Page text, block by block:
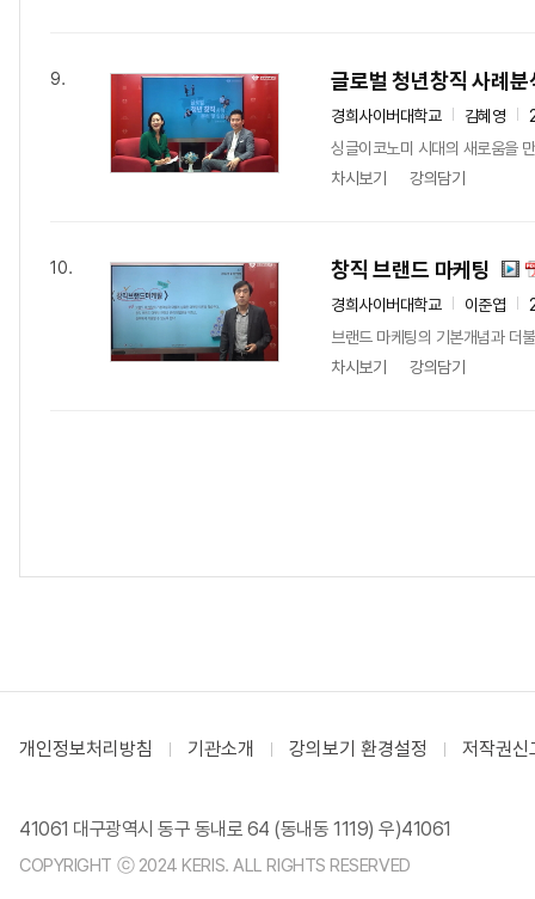
9. 글로벌 청년창직 사례분
경희사이버대학교 김혜영
싱글이코노미 시대의 새로움을
차시보기
강의담기
10. 창직 브랜드 마케팅
경희사이버대학교 이준엽
브랜드 마케팅의 기본개념과 더
차시보기
강의담기
개인정보처리방침 기관소개 강의보기 환경설정 저작권신
41061 대구광역시 동구 동내로 64 (동내동 1119) 우)41061
COPYRIGHT ⓒ 2024 KERIS. ALL RIGHTS RESERVED